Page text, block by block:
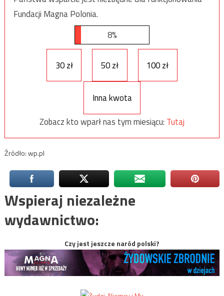
Fundacji Magna Polonia.
8%
30 zł 50 zł 100 zł
Inna kwota
Zobacz kto wparł nas tym miesiącu: Tutaj
Źródło: wp.pl
Wspieraj niezależne
wydawnictwo:
Czy jest jeszcze naród polski?